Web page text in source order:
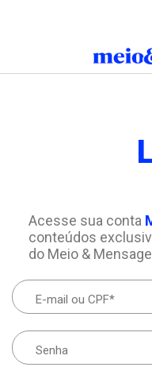
Acesse sua conta
conteúdos
do Meio &